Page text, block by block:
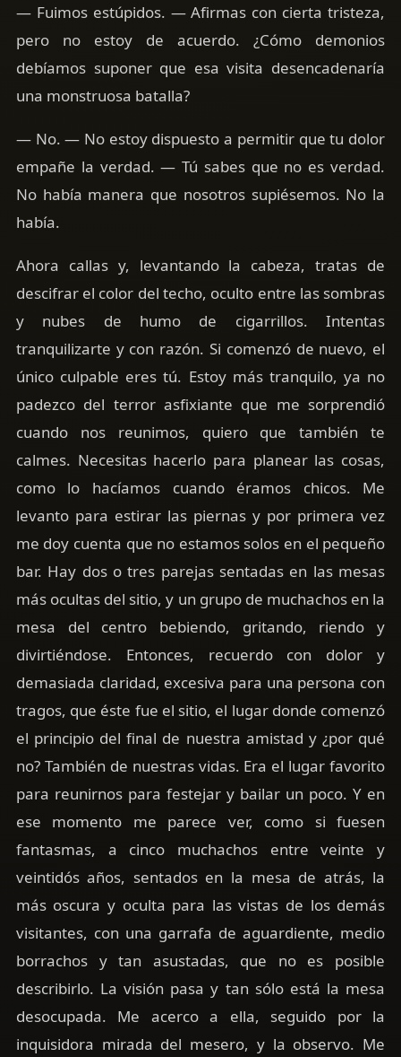
— Fuimos estúpidos. — Afirmas con cierta tristeza,
pero no estoy de acuerdo. ¿Cómo demonios
debíamos suponer que esa visita desencadenaría
una monstruosa batalla?
— No. — No estoy dispuesto a permitir que tu dolor
empañe la verdad. — Tú sabes que no es verdad.
No había manera que nosotros supiésemos. No la
había.
Ahora callas y, levantando la cabeza, tratas de
descifrar el color del techo, oculto entre las sombras
y nubes de humo de cigarrillos. Intentas
tranquilizarte y con razón. Si comenzó de nuevo, el
único culpable eres tú. Estoy más tranquilo, ya no
padezco del terror asfixiante que me sorprendió
cuando nos reunimos, quiero que también te
calmes. Necesitas hacerlo para planear las cosas,
como lo hacíamos cuando éramos chicos. Me
levanto para estirar las piernas y por primera vez
me doy cuenta que no estamos solos en el pequeño
bar. Hay dos o tres parejas sentadas en las mesas
más ocultas del sitio, y un grupo de muchachos en la
mesa del centro bebiendo, gritando, riendo y
divirtiéndose. Entonces, recuerdo con dolor y
demasiada claridad, excesiva para una persona con
tragos, que éste fue el sitio, el lugar donde comenzó
el principio del final de nuestra amistad y ¿por qué
no? También de nuestras vidas. Era el lugar favorito
para reunirnos para festejar y bailar un poco. Y en
ese momento me parece ver, como si fuesen
fantasmas, a cinco muchachos entre veinte y
veintidós años, sentados en la mesa de atrás, la
más oscura y oculta para las vistas de los demás
visitantes, con una garrafa de aguardiente, medio
borrachos y tan asustadas, que no es posible
describirlo. La visión pasa y tan sólo está la mesa
desocupada. Me acerco a ella, seguido por la
inquisidora mirada del mesero, y la observo. Me